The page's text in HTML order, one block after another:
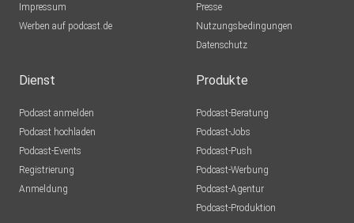
Impressum
Werben auf podcast.de
Presse
Nutzungsbedingungen
Datenschutz
Dienst
Podcast anmelden
Podcast hochladen
Podcast-Events
Registrierung
Anmeldung
Produkte
Podcast-Beratung
Podcast-Jobs
Podcast-Push
Podcast-Werbung
Podcast-Agentur
Podcast-Produktion